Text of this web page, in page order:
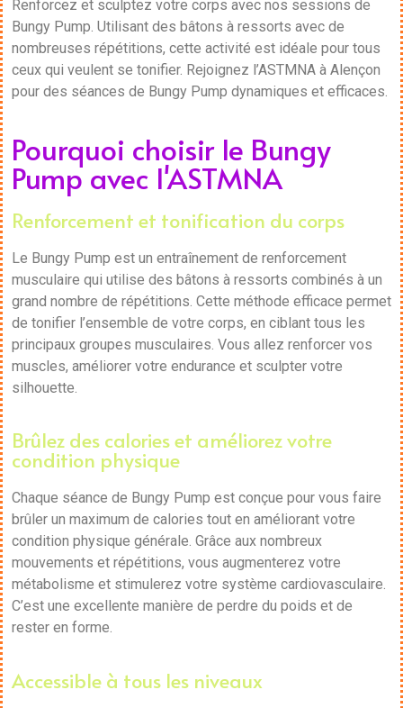
Renforcez et sculptez votre corps avec nos sessions de
Bungy Pump. Utilisant des bâtons à ressorts avec de
nombreuses répétitions, cette activité est idéale pour tous
ceux qui veulent se tonifier. Rejoignez l’ASTMNA à Alençon
pour des séances de Bungy Pump dynamiques et efficaces.
Pourquoi choisir le Bungy
Pump avec l'ASTMNA
Renforcement et tonification du corps
Le Bungy Pump est un entraînement de renforcement
musculaire qui utilise des bâtons à ressorts combinés à un
grand nombre de répétitions. Cette méthode efficace permet
de tonifier l’ensemble de votre corps, en ciblant tous les
principaux groupes musculaires. Vous allez renforcer vos
muscles, améliorer votre endurance et sculpter votre
silhouette.
Brûlez des calories et améliorez votre
condition physique
Chaque séance de Bungy Pump est conçue pour vous faire
brûler un maximum de calories tout en améliorant votre
condition physique générale. Grâce aux nombreux
mouvements et répétitions, vous augmenterez votre
métabolisme et stimulerez votre système cardiovasculaire.
C’est une excellente manière de perdre du poids et de
rester en forme.
Accessible à tous les niveaux